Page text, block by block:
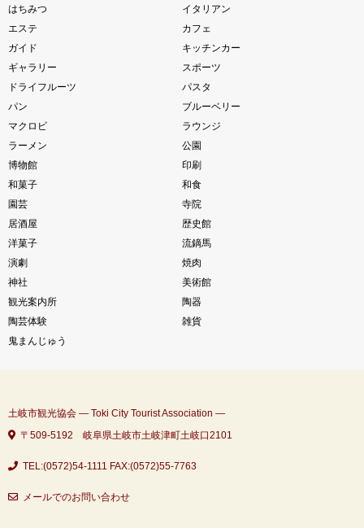
はちみつ
イタリアン
エステ
カフェ
ガイド
キッチンカー
ギャラリー
スポーツ
ドライフルーツ
パスタ
パン
ブルーベリー
マクロビ
ラウンジ
ラーメン
公園
博物館
印刷
和菓子
和食
園芸
寺院
居酒屋
歴史館
洋菓子
流鏑馬
演劇
焼肉
神社
美術館
観光案内所
陶器
陶芸体験
雑貨
鬼まんじゅう
土岐市観光協会 ― Toki City Tourist Association ―
〒509-5192 岐阜県土岐市土岐津町土岐口2101
TEL:(0572)54-1111 FAX:(0572)55-7763
メールでのお問い合わせ